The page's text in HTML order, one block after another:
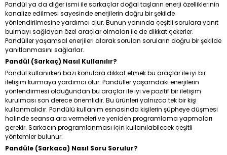
Pandül ya da diğer ismi ile sarkaçlar doğal taşların enerji özelliklerinin
kanalize edilmesi sayesinde enerjilerin doğru bir şekilde
yönlendirilmesine yardımcı olur. Bunun yanında çeşitli sorulara yanıt
bulmayı sağlayan özel araçlar olmaları ile de dikkat çekerler.
Pandüller yaşamsal enerjileri alarak sorulan soruların doğru bir şekilde
yanıtlanmasını sağlarlar.
Pandül (Sarkaç) Nasıl Kullanılır?
Pandül kullanırken bazı konulara dikkat etmek bu araçlar ile iyi bir
iletişim kurmaya yardımcı olur. Pandüller yaşamdaki enerjilerin
yönlendirmesi olduğundan bu araçlar ile iyi ve pozitif bir iletişim
kurulması son derece önemlidir. Bu ürünleri yalnızca tek bir kişi
kullanmalıdır. Pandülü kullanım esnasında kişilerin şüpheye düşmesi
halinde seansa ara vermeleri ve yeniden programlama yapmaları
gerekir. Sarkacın programlanması için kullanılabilecek çeşitli
yöntemler bulunur.
Pandüle (Sarkaca) Nasıl Soru Sorulur?